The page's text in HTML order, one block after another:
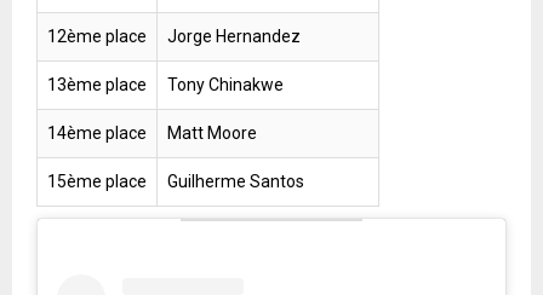
12ème place Jorge Hernandez
13ème place Tony Chinakwe
14ème place Matt Moore
15ème place Guilherme Santos